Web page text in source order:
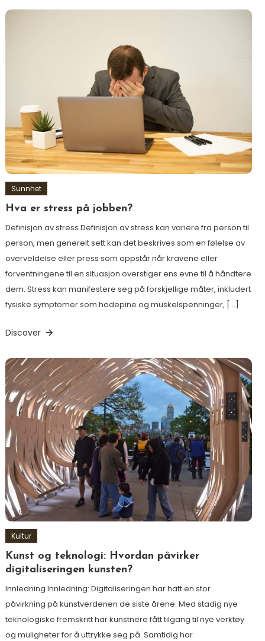
Sunnhet
Hva er stress på jobben?
Definisjon av stress Definisjon av stress kan variere fra person til
person, men generelt sett kan det beskrives som en følelse av
overveldelse eller press som oppstår når kravene eller
forventningene til en situasjon overstiger ens evne til å håndtere
dem. Stress kan manifestere seg på forskjellige måter, inkludert
fysiske symptomer som hodepine og muskelspenninger, […]
Discover
Kultur
Kunst og teknologi: Hvordan påvirker
digitaliseringen kunsten?
Innledning Innledning: Digitaliseringen har hatt en stor
påvirkning på kunstverdenen de siste årene. Med stadig nye
teknologiske fremskritt har kunstnere fått tilgang til nye verktøy
og muligheter for å uttrykke seg på. Samtidig har